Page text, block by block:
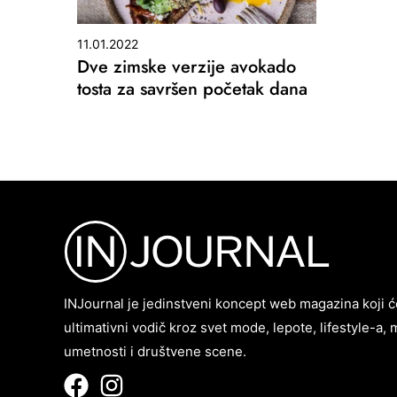
11.01.2022
Dve zimske verzije avokado
tosta za savršen početak dana
INJournal je jedinstveni koncept web magazina koji
ultimativni vodič kroz svet mode, lepote, lifestyle-a,
umetnosti i društvene scene.